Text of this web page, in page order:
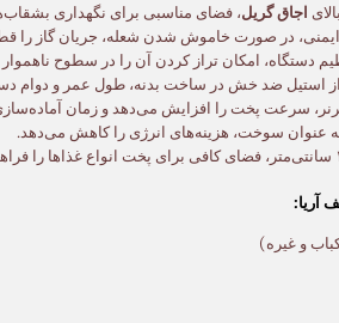
اجاق گریل، فضای مناسبی برای نگهداری
در صورت خاموش شدن شعله، جریان گاز را
دستگاه، امکان تراز کردن آن را در سطوح
استیل ضد خش در ساخت بدنه، طول عمر و دوام
عنوان سوخت، هزینه‌های انرژی را کاهش می‌دهد.
و غیره)